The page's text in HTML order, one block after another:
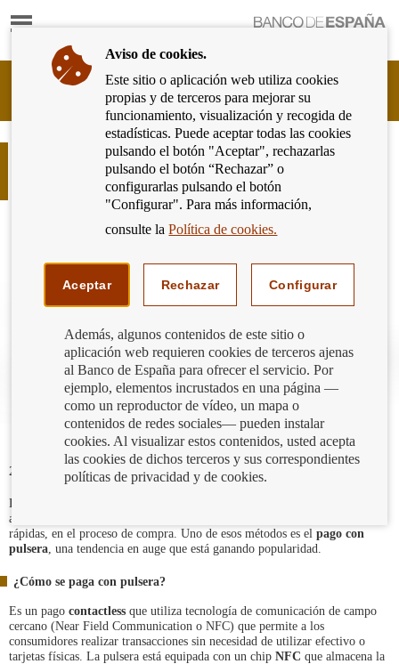
Mostrar
Ir
página
de
inicio
del
Banco
de
España
Cliente
Bancario
Banco
España
Eurosistema,
Ni tarjeta, ni móvil… el pago con
25/07/2023
Los métodos de pago evolucionan constantemente en la era digital. El
avance de la
rápidas, en el proceso de compra. Uno de esos métodos es el pago con
pulsera, una tendencia en auge que está ganando popularidad.
¿Cómo se paga con pulsera?
Es un pago contactless que utiliza tecnología de comunicación de campo
cercano (Near Field Communication o NFC) que permite a los
consumidores realizar transacciones sin necesidad de utilizar efectivo o
tarjetas físicas. La pulsera está equipada con un chip NFC que almacena la
Aviso de cookies.
Este sitio o aplicación web utiliza cookies
propias y de terceros para mejorar su
funcionamiento, visualización y recogida de
estadísticas. Puede aceptar todas las cookies
pulsando el botón "Aceptar", rechazarlas
pulsando el botón “Rechazar” o
configurarlas pulsando el botón
"Configurar". Para más información,
consulte laPolítica de cookies.
Aceptar Rechazar Configurar
Además, algunos contenidos de este sitio o
aplicación web requieren cookies de terceros ajenas
al Banco de España para ofrecer el servicio. Por
ejemplo, elementos incrustados en una página —
como un reproductor de vídeo, un mapa o
contenidos de redes sociales— pueden instalar
cookies. Al visualizar estos contenidos, usted acepta
las cookies de dichos terceros y sus correspondientes
políticas de privacidad y de cookies.